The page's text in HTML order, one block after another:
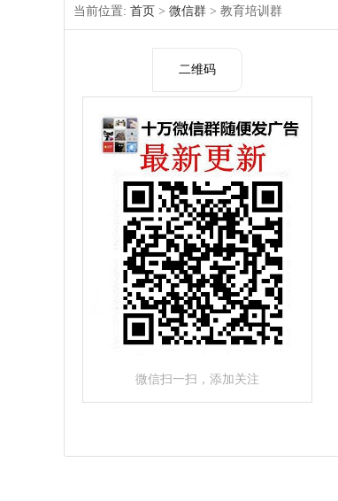
当前位置: 首页 > 微信群 > 教育培训群
二维码
微信扫一扫，添加关注